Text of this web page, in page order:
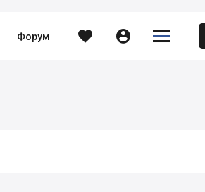
Форум   

